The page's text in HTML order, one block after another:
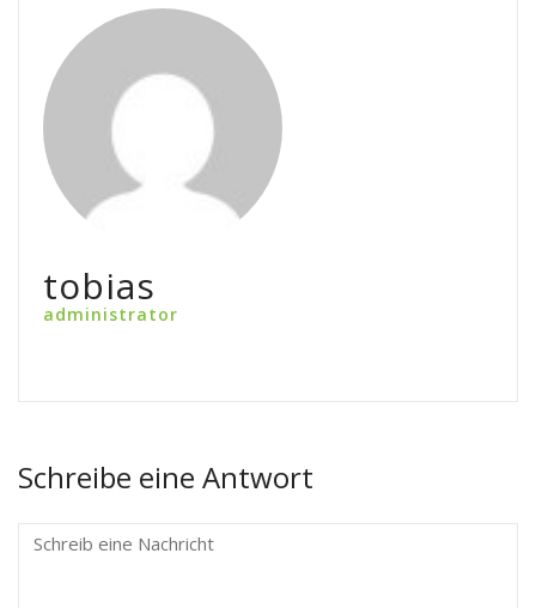
tobias
administrator
Schreibe eine Antwort